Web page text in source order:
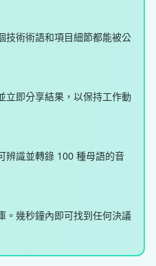
技術術語和項目細節都能被公
立即分享結果，以保持工作動
辨識並轉錄 100 種母語的音
。幾秒鐘內即可找到任何決議